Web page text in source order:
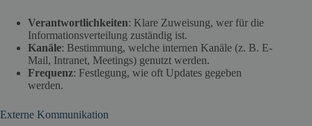
Verantwortlichkeiten: Klare Zuweisung, wer für die
Informationsverteilung zuständig ist.
Kanäle: Bestimmung, welche internen Kanäle (z. B. E-
Mail, Intranet, Meetings) genutzt werden.
Frequenz: Festlegung, wie oft Updates gegeben
werden.
Externe Kommunikation